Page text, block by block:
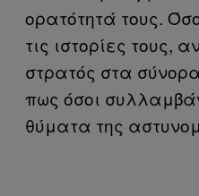
ορατότητά τους.
τις ιστορίες τους,
στρατός στα
πως όσοι
θύματα της